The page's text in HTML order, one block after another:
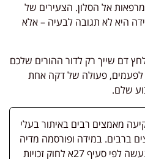
אל הסלון. הצעירים של
היא לא תגובה לבעיה – אלא
דם שייך רק לדור ההורים שלכם
לפעמים, פעולה של דקה אחת
שלם.
מאמצים רבים באיתור בעלי
ברבים. במידה ופורסמה מדיה
שבעליה אינו ידוע, השימוש נעשה לפי סעיף 27א לחוק זכויות